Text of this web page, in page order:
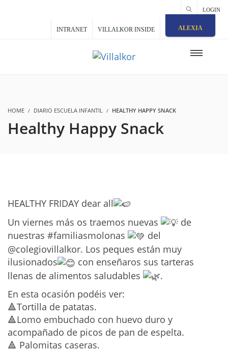
LOGIN
INTRANET VILLALKOR INSIDE ALEXIA
HOME DIARIO ESCUELA INFANTIL HEALTHY HAPPY SNACK
Healthy Happy Snack
HEALTHY FRIDAY dear all
Un viernes más os traemos nuevas
de
nuestras #familiasmolonas
del
@colegiovillalkor. Los peques están muy
ilusionados
con enseñaros sus tarteras
llenas de alimentos saludables
.
En esta ocasión podéis ver:
🔺Tortilla de patatas.
🔺Lomo embuchado con huevo duro y
acompañado de picos de pan de espelta.
🔺 Palomitas caseras.